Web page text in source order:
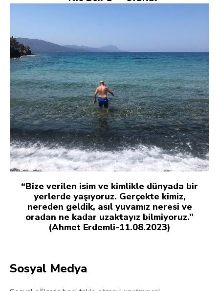
“Bize verilen isim ve kimlikle dünyada bir
yerlerde yaşıyoruz. Gerçekte kimiz,
nereden geldik, asıl yuvamız neresi ve
oradan ne kadar uzaktayız bilmiyoruz.”
(Ahmet Erdemli-11.08.2023)
Sosyal Medya